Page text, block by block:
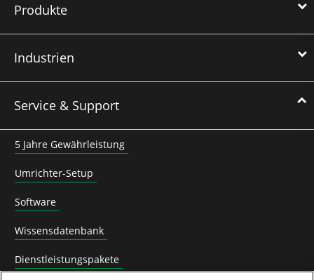
Produkte
Industrien
Service & Support
5 Jahre Gewährleistung
Umrichter-Setup
Software
Wissensdatenbank
Dienstleistungspakete